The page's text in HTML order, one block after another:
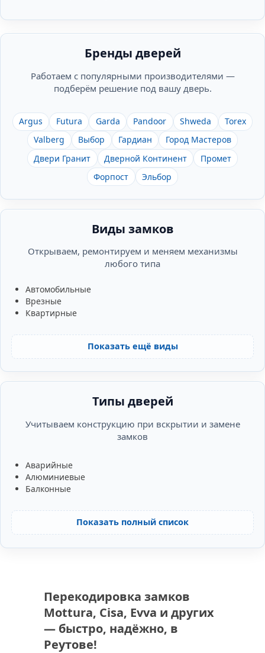
Бренды дверей
Работаем с популярными производителями —
подберём решение под вашу дверь.
Argus Futura Garda Pandoor Shweda
Torex
Valberg
Выбор Гардиан
Город Мастеров
Двери Гранит
Дверной Континент
Промет
Форпост
Эльбор
Виды замков
Открываем, ремонтируем и меняем механизмы
любого типа
Автомобильные
Врезные
Квартирные
Показать ещё виды
Типы дверей
Учитываем конструкцию при вскрытии и замене
замков
Аварийные
Алюминиевые
Балконные
Показать полный список
Перекодировка замков
Mottura, Cisa, Evva и других
— быстро, надёжно, в
Реутове!